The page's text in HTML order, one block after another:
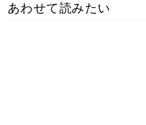
あわせて読みたい